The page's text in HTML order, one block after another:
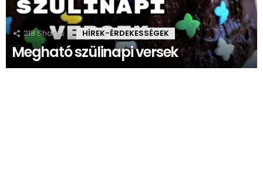
218 Shares HÍREK-ÉRDEKESSÉGEK
Megható szülinapi versek